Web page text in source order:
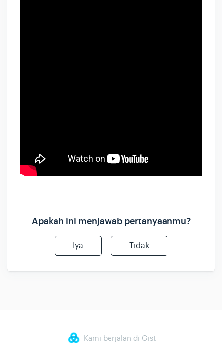
Apakah ini menjawab pertanyaanmu?
Iya Tidak
Kami berjalan di Gist